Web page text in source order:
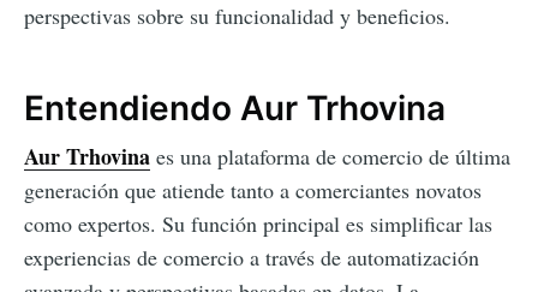
perspectivas sobre su funcionalidad y beneficios.
Entendiendo Aur Trhovina
Aur Trhovina es una plataforma de comercio de última
generación que atiende tanto a comerciantes novatos
como expertos. Su función principal es simplificar las
experiencias de comercio a través de automatización